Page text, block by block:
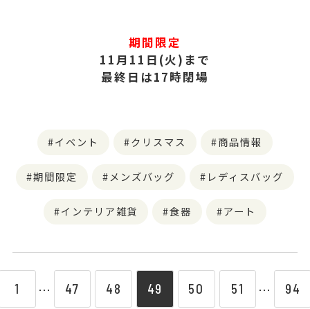
期間限定
11月11日(火)まで
最終日は17時閉場
イベント クリスマス 商品情報
期間限定 メンズバッグ レディスバッグ
インテリア雑貨 食器 アート
1 ⋯ 47 48 49 50 51 ⋯ 94